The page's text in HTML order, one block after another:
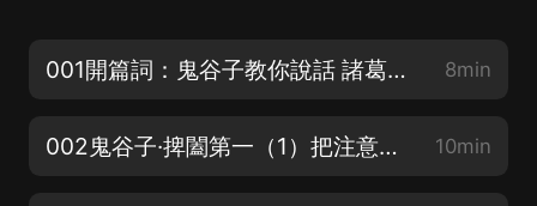
001開篇詞：鬼谷子教你說話 諸葛亮教你口才 8min
002鬼谷子·捭闔第一（1）把注意力放在結果上 10min